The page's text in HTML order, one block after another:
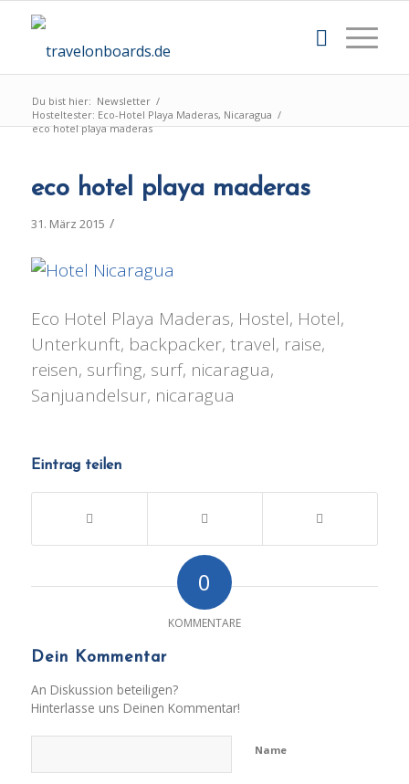
Du bist hier: Newsletter /
Hosteltester: Eco-Hotel Playa Maderas, Nicaragua /
eco hotel playa maderas
eco hotel playa maderas
31. März 2015 /
Eco Hotel Playa Maderas, Hostel, Hotel,
Unterkunft, backpacker, travel, raise,
reisen, surfing, surf, nicaragua,
Sanjuandelsur, nicaragua
Eintrag teilen
0
KOMMENTARE
Dein Kommentar
An Diskussion beteiligen?
Hinterlasse uns Deinen Kommentar!
Name